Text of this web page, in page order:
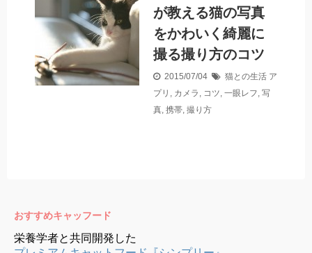
が教える猫の写真
をかわいく綺麗に
撮る撮り方のコツ
2015/07/04 猫との生活 ア
プリ , カメラ , コツ, 一眼レフ, 写
真, 携帯, 撮り方
おすすめキャッフード
栄養学者と共同開発した